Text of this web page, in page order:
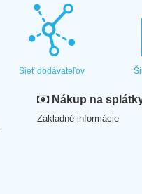
Sieť dodávateľov
Nákup na
Základné informácie